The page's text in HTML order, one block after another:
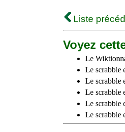
Liste
Voyez
Le
Le scrabble
Le scrabble
Le scrabble
Le scrabble
Le scrabble